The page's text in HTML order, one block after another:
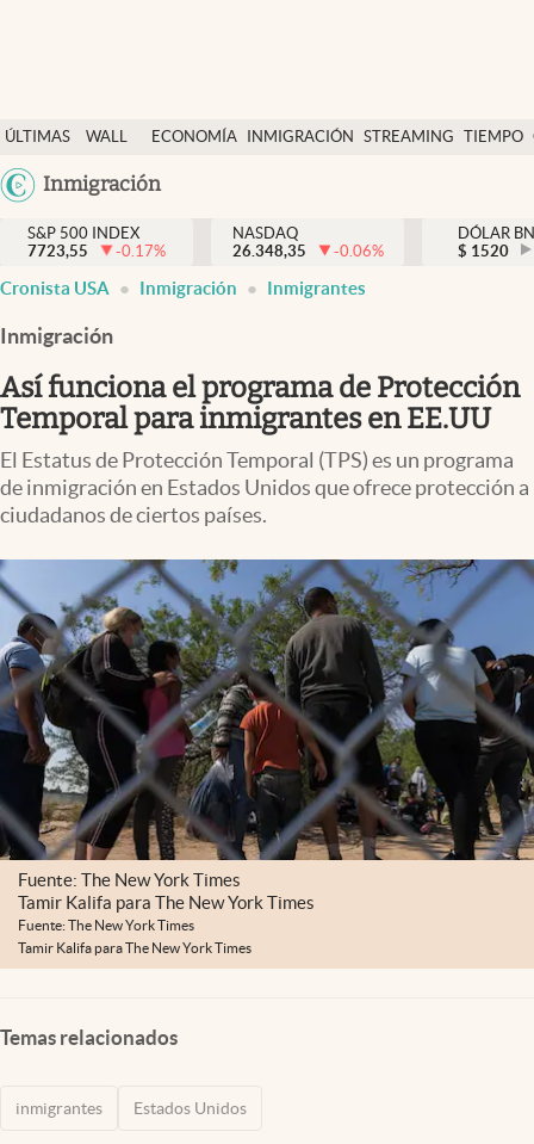
ÚLTIMAS
NOTICIAS
WALL
Y
DÓLAR
ECONOMÍA INMIGRACIÓN STREAMING TIEMPO
México
Inmigración
Finanzas y economía
Wall Street y dólar
Inmigración
Espiritual
Streaming
PC y mobile
USA
S&P 500 INDEX
7723,55
-0.17%
NASDAQ
26.348,35
-0.06%
DÓLAR
$ 1520
Cronista USA Inmigración Inmigrantes
Inmigración
Así funciona el programa de Protección
Temporal para inmigrantes en EE.UU
El Estatus de Protección Temporal (TPS) es un programa
de inmigración en Estados Unidos que ofrece protección a
ciudadanos de ciertos países.
Fuente: The New York Times
Tamir Kalifa para The New York Times
Fuente: The New York Times
Tamir Kalifa para The New York Times
Temas relacionados
inmigrantes Estados Unidos